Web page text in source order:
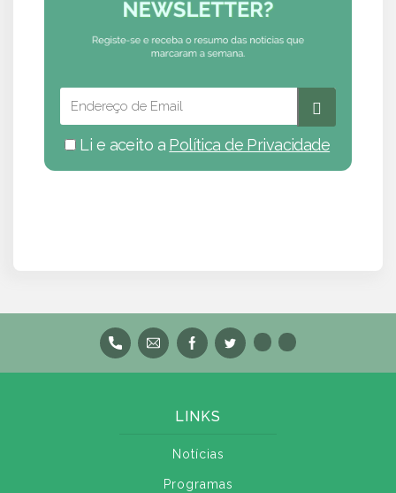
Li e aceito a Política de Privacidade
LINKS
Notícias
Programas